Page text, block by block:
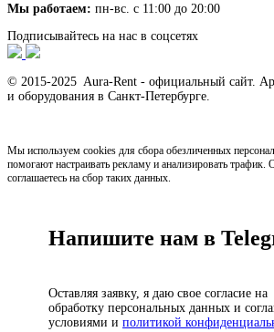
Мы работаем: пн-вс. с 11:00 до 20:00
Подписывайтесь на нас в соцсетях
© 2015-2025 Aura-Rent - официальный сайт.
и оборудования в Санкт-Петербурге.
Мы используем cookies для сбора обезличенных
помогают настраивать рекламу и анализировать трафик.
соглашаетесь на сбор таких данных.
Напишите нам в
Оставляя заявку, я даю свое согласие на
обработку персональных данных и
условиями и политикой